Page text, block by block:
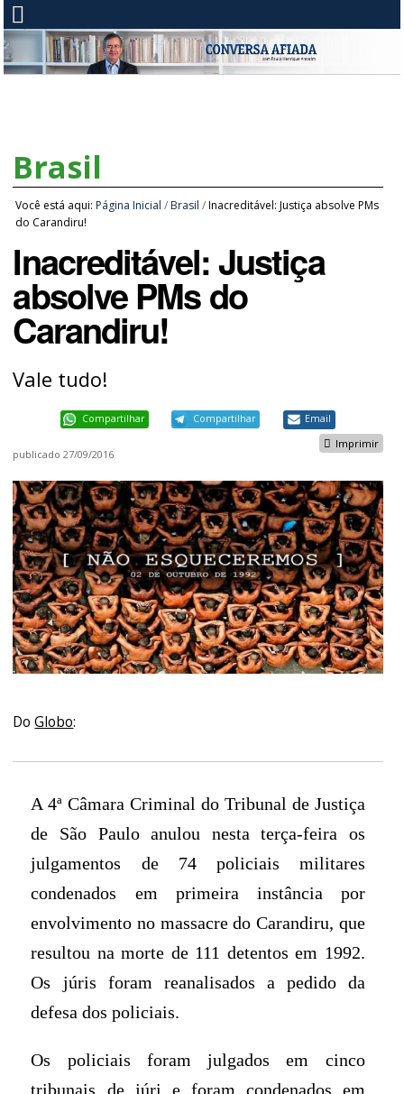
Brasil
Você está aqui: Página Inicial / Brasil /Inacreditável: Justiça absolve PMs
do Carandiru!
Inacreditável: Justiça
absolve PMs do
Carandiru!
Vale tudo!
Compartilhar Compartilhar Email
Imprimir
publicado 27/09/2016
DoGlobo:
A 4ª Câmara Criminal do Tribunal de Justiça
de São Paulo anulou nesta terça-feira os
julgamentos de 74 policiais militares
condenados em primeira instância por
envolvimento no massacre do Carandiru, que
resultou na morte de 111 detentos em 1992.
Os júris foram reanalisados a pedido da
defesa dos policiais.
Os policiais foram julgados em cinco
tribunais de júri e foram condenados em